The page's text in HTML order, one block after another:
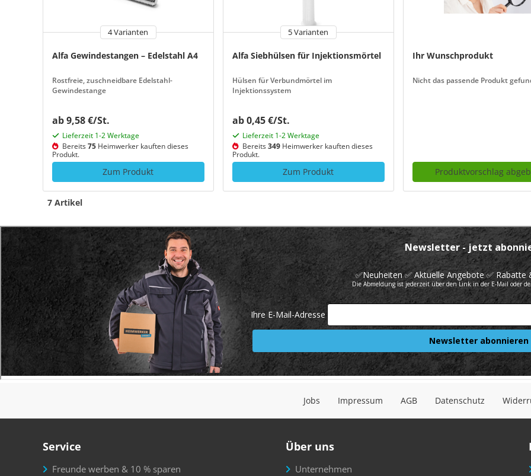
4 Varianten
Alfa Gewindestangen – Edelstahl A4
Rostfreie, zuschneidbare Edelstahl-
Gewindestange
ab 9,58 €/St.
Lieferzeit 1-2 Werktage
Bereits75 Heimwerker kauften dieses
Produkt.
Zum Produkt
5 Varianten
Alfa Siebhülsen für Injektionsmörtel
Hülsen für Verbundmörtel im
Injektionssystem
ab 0,45 €/St.
Lieferzeit 1-2 Werktage
Bereits349Heimwerker kauften dieses
Produkt.
Zum Produkt
Ihr Wunschprodukt
Nicht das passende Produkt
Produktvorschlag
7 Artikel
Jobs Impressum AGB Datenschutz
Service
Freunde werben & 10 % sparen
Über uns
Unternehmen